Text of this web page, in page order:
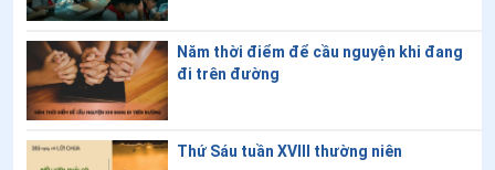
dựng cầu nối trong một thế giới bị chia rẽ
10.Đức Hồng y Tagle: Giáo hội hiệp hành học cách cùng
nhau bước đi như một em bé tập những bước chân đầu
tiên
11.Đại hội Toàn thể FABC lần thứ XII tại Jakarta: Giáo
Năm thời điểm để cầu nguyện khi đang
đi trên đường
Thứ Sáu tuần XVIII thường niên